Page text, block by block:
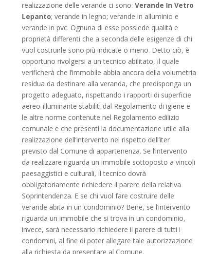
realizzazione delle verande ci sono: Verande In Vetro
Lepanto; verande in legno; verande in alluminio e
verande in pvc. Ognuna di esse possiede qualità e
proprietà differenti che a seconda delle esigenze di chi
vuol costruirle sono più indicate o meno. Detto ciò, è
opportuno rivolgersi a un tecnico abilitato, il quale
verificherà che l’immobile abbia ancora della volumetria
residua da destinare alla veranda, che predisponga un
progetto adeguato, rispettando i rapporti di superficie
aereo-illuminante stabiliti dal Regolamento di igiene e
le altre norme contenute nel Regolamento edilizio
comunale e che presenti la documentazione utile alla
realizzazione dell’intervento nel rispetto dell’iter
previsto dal Comune di appartenenza. Se l’intervento
da realizzare riguarda un immobile sottoposto a vincoli
paesaggistici e culturali, il tecnico dovrà
obbligatoriamente richiedere il parere della relativa
Soprintendenza. E se chi vuol fare costruire delle
verande abita in un condominio? Bene, se l’intervento
riguarda un immobile che si trova in un condominio,
invece, sarà necessario richiedere il parere di tutti i
condomini, al fine di poter allegare tale autorizzazione
alla richiesta da presentare al Comune.